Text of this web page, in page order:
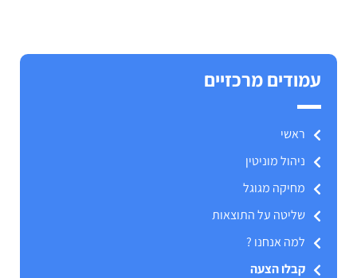
עמודים מרכזיים
ראשי
ניהול מוניטין
מחיקה מגוגל
שליטה על התוצאות
למה אנחנו ?
קבלו הצעה